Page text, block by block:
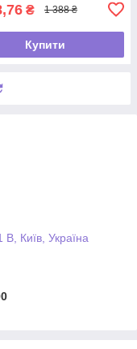
₴ 1 388 ₴
Купити
Київ, Україна